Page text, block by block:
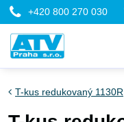
+420 800 270 030
T-kus redukovaný 1130R